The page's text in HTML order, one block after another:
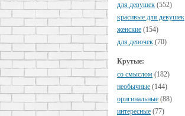
для девушек (552)
красивые для девушек
женские (154)
для девочек (70)
Крутые:
cо смыслом (182)
необычные (144)
оригинальные (88)
интересные (77)